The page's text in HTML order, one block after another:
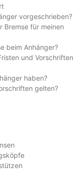
vorgeschrieben?
Bremse für meinen
beim Anhänger?
und Vorschriften
haben?
gelten?